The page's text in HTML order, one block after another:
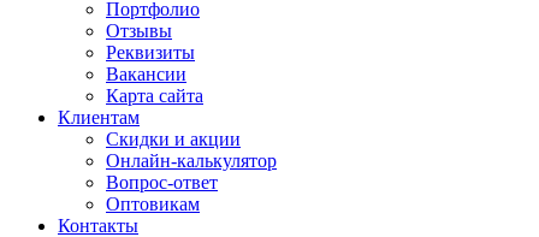
Портфолио
Отзывы
Реквизиты
Вакансии
Карта сайта
Клиентам
Скидки и акции
Онлайн-калькулятор
Вопрос-ответ
Оптовикам
Контакты